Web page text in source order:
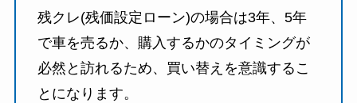
残クレ(残価設定ローン)の場合は3年、5年
で車を売るか、購入するかのタイミングが
必然と訪れるため、買い替えを意識するこ
とになります。